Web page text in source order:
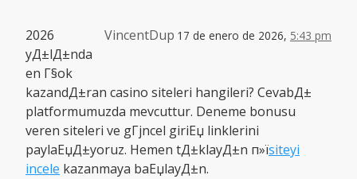
VincentDup 17 de enero de 2026, 5:43 pm
2026
yД±lД±nda
en Г§ok
kazandД±ran casino siteleri hangileri? CevabД±
platformumuzda mevcuttur. Deneme bonusu
veren siteleri ve gГјncel giriЕџ linklerini
paylaЕџД±yoruz. Hemen tД±klayД±n п»їsiteyi
incele kazanmaya baЕџlayД±n.